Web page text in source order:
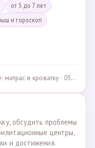
от 3 до 7 лет
и гороскоп
матрас в кроватку · 05.05.2024
обсудить проблемы
центры,
и достижения.